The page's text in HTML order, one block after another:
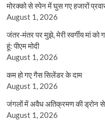
मोरक्को से स्पेन में घुस गए हजारों
August 1, 2026
जंतर-मंतर पर मुझे, मेरी स्वर्गीय मां को
हूं: पीएम मोदी
August 1, 2026
कम हो गए गैस सिलेंडर के दाम
August 1, 2026
जंगलों में अवैध अतिक्रमण की ड्रोन से
August 1, 2026